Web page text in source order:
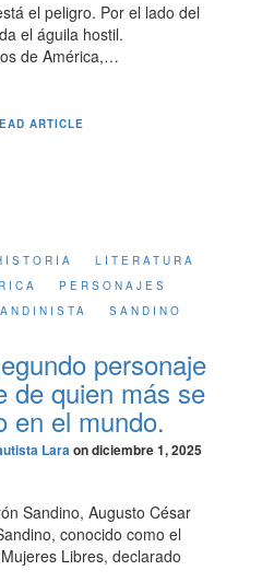
el peligro. Por el lado del
el águila hostil.
de América,…
ARTICLE
LITERATURA
PERSONAJES
SANDINO
personaje
de quien más se
en el mundo.
Laraondiciembre 1, 2025
Sandino, Augusto César
conocido como el
Libres, declarado